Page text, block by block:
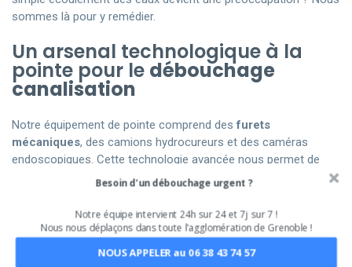
sommes là pour y remédier.
Un arsenal technologique à la
pointe pour le débouchage
canalisation
Notre équipement de pointe comprend desfurets
mécaniques, des camions hydrocureurs et des caméras
endoscopiques. Cette technologie avancée nous permet de
débouchagedeséviers de cuisine
sanitaires. Nous n’avons pas seulement le savoir-faire, mais
également les outils pour garantir unassainissementde
qualité dans votre salle de bain, cuisine et au-delà.
Besoin d'un débouchage urgent ?
Notre équipe intervient 24h sur 24 et 7j sur 7 !
Nous nous déplaçons dans toute l'agglomération de Grenoble !
NOUS APPELER au 06 38 43 74 57